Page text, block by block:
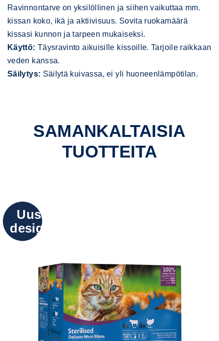
Ravinnontarve on yksilöllinen ja siihen vaikuttaa mm.
kissan koko, ikä ja aktiivisuus. Sovita ruokamäärä
kissasi kunnon ja tarpeen mukaiseksi.
Käyttö: Täysravinto aikuisille kissoille. Tarjoile raikkaan
veden kanssa.
Säilytys: Säilytä kuivassa, ei yli huoneenlämpötilan.
SAMANKALTAISIA
TUOTTEITA
Uusi
design